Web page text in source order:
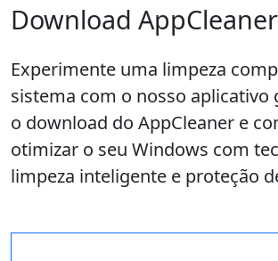
Download AppCleaner
Experimente uma limpeza
sistema com o nosso aplicativo
o download do AppCleaner e
otimizar o seu Windows com
limpeza inteligente e proteção